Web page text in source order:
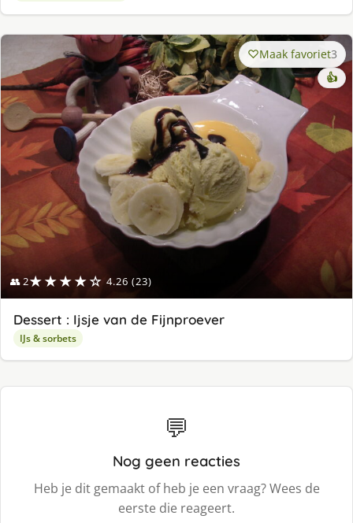
👥 2★★★★☆ 4.26 (23)
Maak favoriet3
👍
Dessert : Ijsje van de Fijnproever
IJs & sorbets
💬
Nog geen reacties
Heb je dit gemaakt of heb je een vraag? Wees de
eerste die reageert.